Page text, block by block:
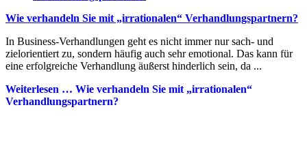
Wie verhandeln Sie mit „irrationalen“ Verhandlungspartnern?
In Business-Verhandlungen geht es nicht immer nur sach- und
zielorientiert zu, sondern häufig auch sehr emotional. Das kann für
eine erfolgreiche Verhandlung äußerst hinderlich sein, da ...
Weiterlesen … Wie verhandeln Sie mit „irrationalen“
Verhandlungspartnern?